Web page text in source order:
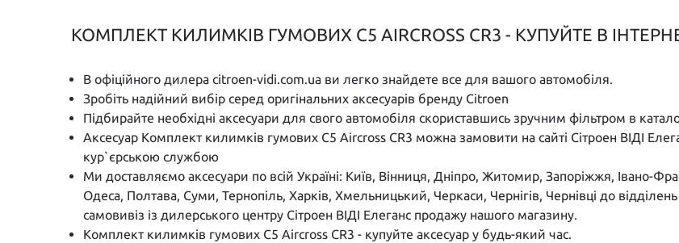
КОМПЛЕКТ КИЛИМКІВ ГУМОВИХ C5 AIRCROSS CR3 - КУПУЙТЕ В
В офіційного дилера citroen-vidi.com.ua ви легко знайдете все для вашого автомобіля.
Зробіть надійний вибір серед оригінальних аксесуарів бренду Citroen
Підбирайте необхідні аксесуари для свого автомобіля скориставшись зручним фільтром в
Аксесуар Комплект килимків гумових C5 Aircross CR3 можна замовити на сайті Сітроен ВІДІ
кур`єрською службою
Ми доставляємо аксесуари по всій Україні: Київ, Вінниця, Дніпро, Житомир, Запоріжжя, Івано-
Одеса, Полтава, Суми, Тернопіль, Харків, Хмельницький, Черкаси, Чернігів, Чернівці до
самовивіз із дилерського центру Сітроен ВІДІ Елеганс продажу нашого магазину.
Комплект килимків гумових C5 Aircross CR3 - купуйте аксесуар у будь-який час.